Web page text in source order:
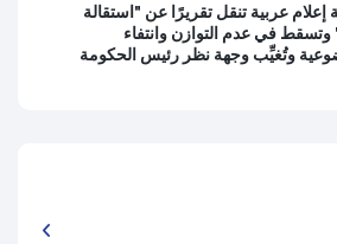
إعلام عربية تنقل تقريرًا عن "استقالة
وتسقط في عدم التوازن وانتفاء
وتُغيِّب وجهة نظر رئيس الحكومة